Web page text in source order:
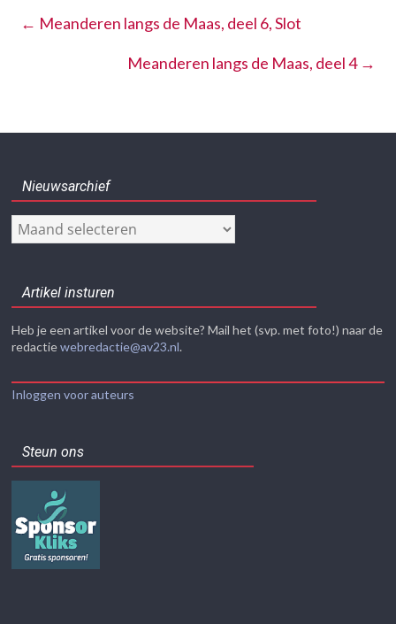
← Meanderen langs de Maas, deel 6, Slot
Meanderen langs de Maas, deel 4 →
Nieuwsarchief
Nieuwsarchief
Artikel insturen
Heb je een artikel voor de website? Mail het (svp. met foto!) naar de
redactiewebredactie@av23.nl.
Inloggen voor auteurs
Steun ons